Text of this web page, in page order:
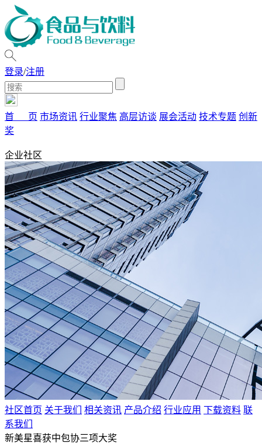
登录/注册
首 页 市场资讯 行业聚焦 高层访谈 展会活动 技术专题 创新
奖
企业社区
社区首页 关于我们 相关资讯 产品介绍 行业应用 下载资料 联
系我们
新美星喜获中包协三项大奖